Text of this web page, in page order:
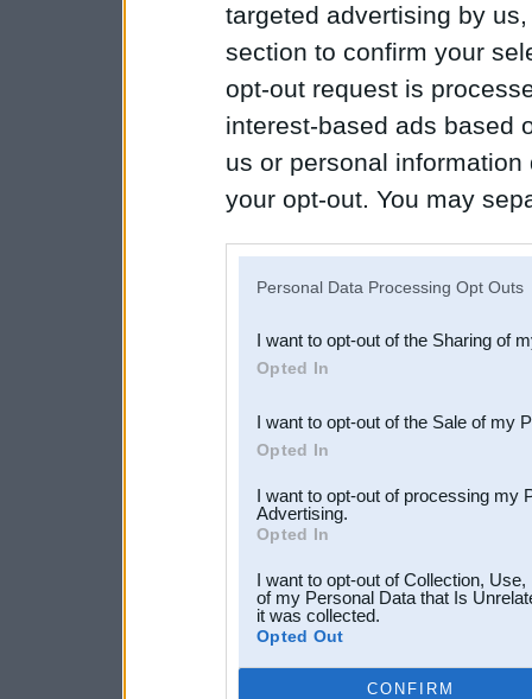
targeted advertising by
section to confirm your
opt-out request is
interest-based ads based
us or personal
your opt-out. You may
Downstream Participants
third parties.
Personal Data Processing Opt Outs
I want to opt-out of the Sharing of
Opted In
I want to opt-out of the Sale of my
Opted In
I want to opt-out of processing my
Advertising.
Opted In
I want to opt-out of Collection,
of my Personal Data that Is
it was collected.
Opted Out
CONFIRM